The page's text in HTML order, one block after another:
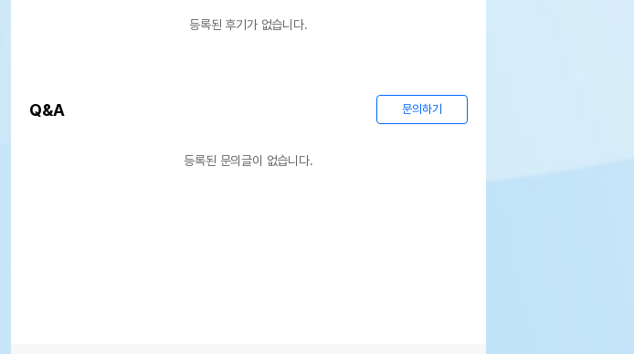
등록된 후기가 없습니다.
Q&A 문의하기
등록된 문의글이 없습니다.